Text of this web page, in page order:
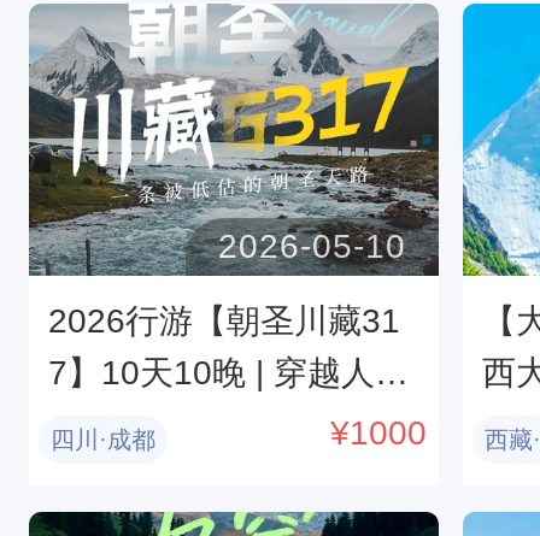
+龙灯草原
2026行游【朝圣川藏31
7】10天10晚 | 穿越人文
与自然并存的景观大道
2026-05-10
四川·成都 ¥1000
【
西
娘
西藏·